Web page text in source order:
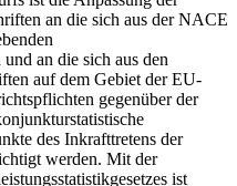
an die sich aus der NACE
an die sich aus den
auf dem Gebiet der EU-
gegenüber der
des Inkrafttretens der
werden. Mit der
ist